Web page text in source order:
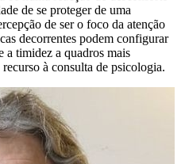
de se proteger de uma
de ser o foco da atenção
decorrentes podem configurar
a timidez a quadros mais
à consulta de psicologia.